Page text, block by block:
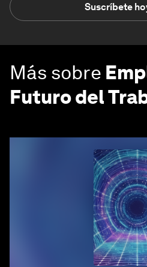
Suscríbete
Más sobre
Futuro del